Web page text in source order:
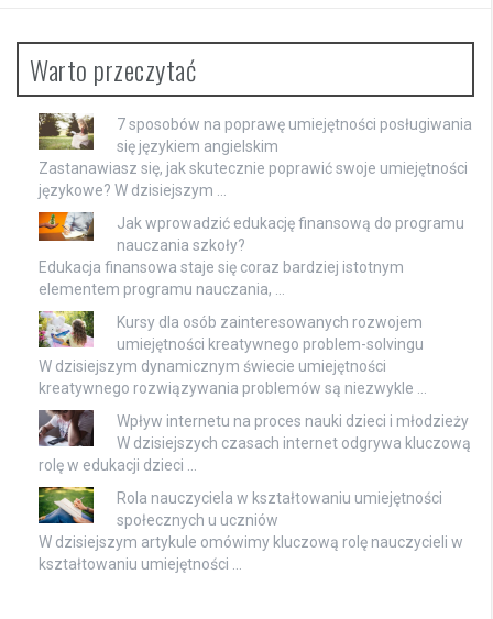
Warto przeczytać
7 sposobów na poprawę umiejętności posługiwania
się językiem angielskim
Zastanawiasz się, jak skutecznie poprawić swoje umiejętności
językowe? W dzisiejszym …
Jak wprowadzić edukację finansową do programu
nauczania szkoły?
Edukacja finansowa staje się coraz bardziej istotnym
elementem programu nauczania, …
Kursy dla osób zainteresowanych rozwojem
umiejętności kreatywnego problem-solvingu
W dzisiejszym dynamicznym świecie umiejętności
kreatywnego rozwiązywania problemów są niezwykle …
Wpływ internetu na proces nauki dzieci i młodzieży
W dzisiejszych czasach internet odgrywa kluczową
rolę w edukacji dzieci …
Rola nauczyciela w kształtowaniu umiejętności
społecznych u uczniów
W dzisiejszym artykule omówimy kluczową rolę nauczycieli w
kształtowaniu umiejętności …